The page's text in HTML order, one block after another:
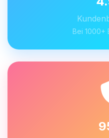
Bei 1000+